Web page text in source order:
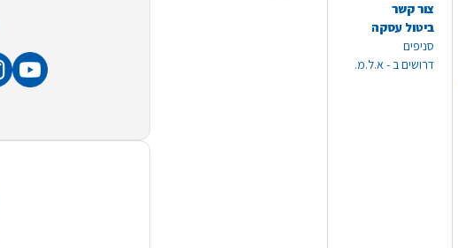
צור קשר
ביטול עסקה
סניפים
דרושים ב - א.ל.מ.